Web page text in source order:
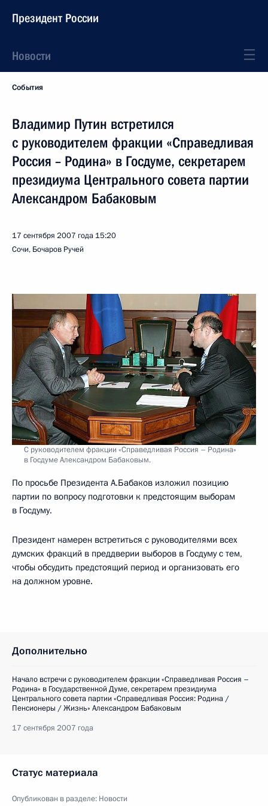
Президент России
Новости
События
Владимир Путин встретился
с руководителем фракции «Справедливая
Россия – Родина» в Госдуме, секретарем
президиума Центрального совета партии
Александром Бабаковым
17 сентября 2007 года 15:20
Сочи, Бочаров Ручей
С руководителем фракции «Справедливая Россия – Родина»
в Госдуме Александром Бабаковым.
По просьбе Президента А.Бабаков изложил позицию
партии по вопросу подготовки к предстоящим выборам
в Госдуму.
Президент намерен встретиться с руководителями всех
думских фракций в преддверии выборов в Госдуму с тем,
чтобы обсудить предстоящий период и организовать его
на должном уровне.
Дополнительно
Начало встречи с руководителем фракции «Справедливая Россия –
Родина» в Государственной Думе, секретарем президиума
Центрального совета партии «Справедливая Россия: Родина /
Пенсионеры / Жизнь» Александром Бабаковым
17 сентября 2007 года
Статус материала
Опубликован в разделе: Новости